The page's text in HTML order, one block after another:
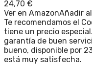
24,70 €
Ver en AmazonAñadir
Te recomendamos el
tiene un precio
garantía de buen
bueno, disponible por
está muy satisfecha.